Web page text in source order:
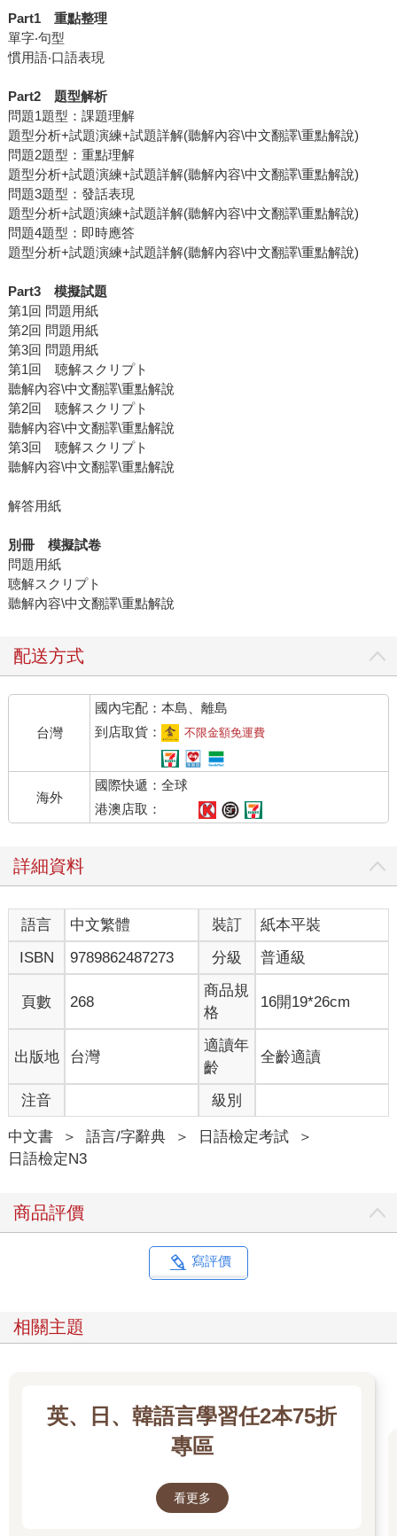
Part1重點整理
單字‧句型
慣用語‧口語表現
Part2題型解析
問題1題型：課題理解
題型分析+試題演練+試題詳解(聽解內容\中文翻譯\重點解說)
問題2題型：重點理解
題型分析+試題演練+試題詳解(聽解內容\中文翻譯\重點解說)
問題3題型：發話表現
題型分析+試題演練+試題詳解(聽解內容\中文翻譯\重點解說)
問題4題型：即時應答
題型分析+試題演練+試題詳解(聽解內容\中文翻譯\重點解說)
Part3模擬試題
第1回 問題用紙
第2回 問題用紙
第3回 問題用紙
第1回 聴解スクリプト
聽解內容\中文翻譯\重點解說
第2回 聴解スクリプト
聽解內容\中文翻譯\重點解說
第3回 聴解スクリプト
聽解內容\中文翻譯\重點解說
解答用紙
別冊 模擬試卷
問題用紙
聴解スクリプト
聽解內容\中文翻譯\重點解說
配送方式
台灣
國內宅配：本島、離島
到店取貨：
不限金額免運費
海外
國際快遞：全球
港澳店取：
詳細資料
語言 中文繁體 裝訂
紙本平裝
ISBN
9789862487273 分級 普通級
頁數 268
商品規
格
16開19*26cm
出版地 台灣
適讀年
齡
全齡適讀
注音 級別
中文書 ＞ 語言/字辭典 ＞ 日語檢定考試
＞
日語檢定N3
商品評價
寫評價
相關主題
英、日、韓語言學習任2本75折
專區
看更多